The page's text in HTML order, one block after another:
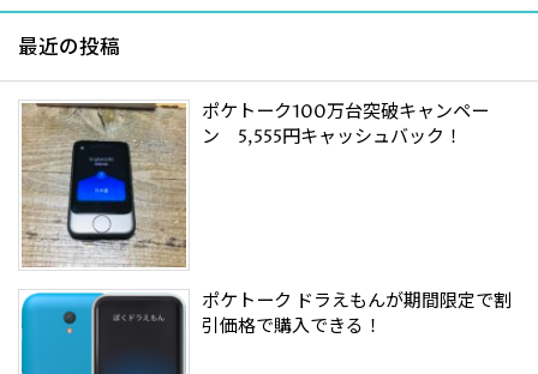
最近の投稿
ポケトーク100万台突破キャンペー
ン 5,555円キャッシュバック！
ポケトーク ドラえもんが期間限定で割
引価格で購入できる！